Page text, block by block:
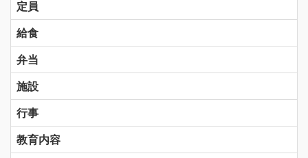
定員
給食
弁当
施設
行事
教育内容